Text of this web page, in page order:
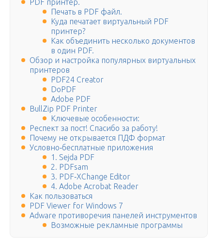
PDF принтер.
Печать в PDF файл.
Куда печатает виртуальный PDF
принтер?
Как объединить несколько документов
в один PDF.
Обзор и настройка популярных виртуальных
принтеров
PDF24 Creator
DoPDF
Adobe PDF
BullZip PDF Printer
Ключевые особенности:
Респект за пост! Спасибо за работу!
Почему не открывается ПДФ формат
Условно‑бесплатные приложения
1. Sejda PDF
2. PDFsam
3. PDF‑XChange Editor
4. Adobe Acrobat Reader
Как пользоваться
PDF Viewer for Windows 7
Adware противоречия панелей инструментов
Возможные рекламные программы